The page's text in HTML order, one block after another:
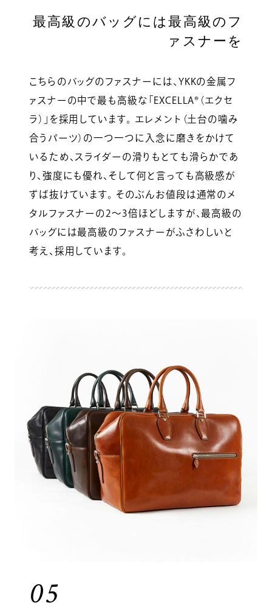
最高級のバッグには最高級のフ
ァスナーを
こちらのバッグのファスナーには、YKKの金属フ
ァスナーの中で最も高級な「EXCELLA®（エクセ
ラ）」を採用しています。 エレメント（土台の噛み
合うパーツ）の一つ一つに入念に磨きをかけて
いるため、スライダーの滑りもとても滑らかであ
り、強度にも優れ、そして何と言っても高級感が
ずば抜けています。 そのぶんお値段は通常のメ
タルファスナーの2～3倍ほどしますが、最高級の
バッグには最高級のファスナーがふさわしいと
考え、採用しています。
05